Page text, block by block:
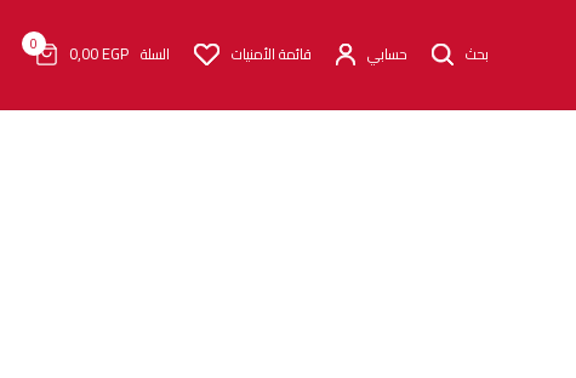
بحث حسابي قائمة الأمنيات السلة 0٫00EGP
0